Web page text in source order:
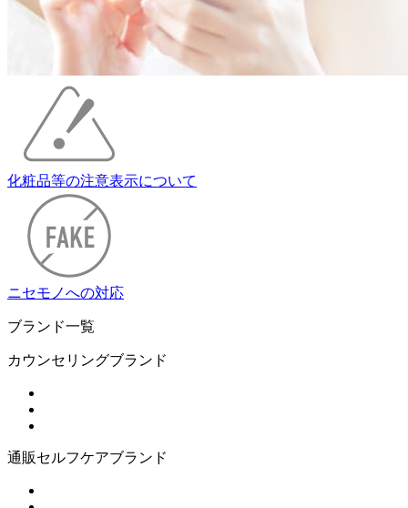
化粧品等の注意表示について
ニセモノへの対応
ブランド一覧
カウンセリングブランド
通販セルフケアブランド